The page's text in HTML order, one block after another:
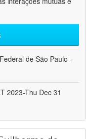
de São Paulo -
2023-Thu Dec 31